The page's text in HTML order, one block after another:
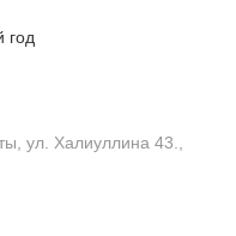
год
ул. Халиуллина 43.,